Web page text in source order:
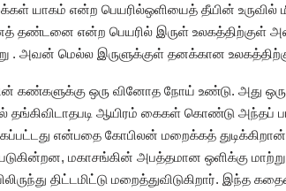
யாகம் என்ற பெயரில்ஒளியைத் தீயின்
தண்டனை என்ற பெயரில் இருள் உலகத்திற்குள்
. அவன் மெல்ல இருளுக்குள் தனக்கான
கண்களுக்கு ஒரு வினோத நோய் உண்டு. அது
தங்கிவிடாதபடி ஆயிரம் கைகள் கொண்டு அந்தப்
என்பதை கோபிலன் மறைக்கத்
மகாசங்கின் அபத்தமான ஒளிக்கு
திட்டமிட்டு மறைத்துவிடுகிறார். இந்த